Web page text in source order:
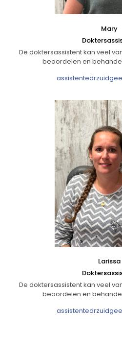
Mary
De doktersassistent kan veel
beoordelen en
Larissa
De doktersassistent kan veel
beoordelen en